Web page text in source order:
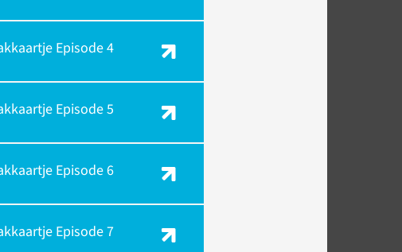
Episode 4
Episode 5
Episode 6
Episode 7